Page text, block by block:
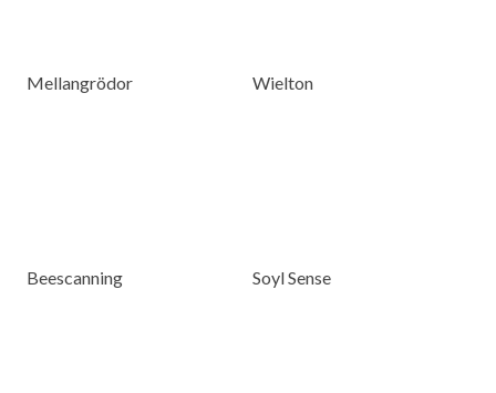
Mellangrödor Wielton
Beescanning Soyl Sense